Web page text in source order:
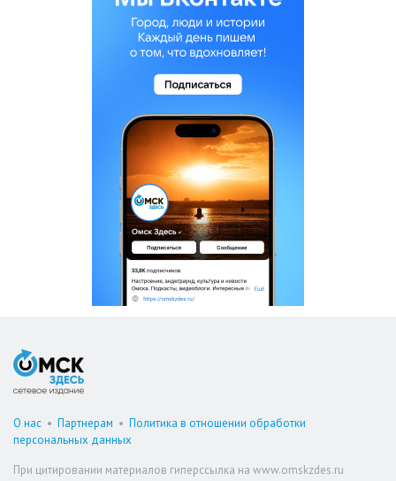
О нас • Партнерам • Политика в отношении обработки
персональных данных
При цитировании материалов гиперссылка на www.omskzdes.ru